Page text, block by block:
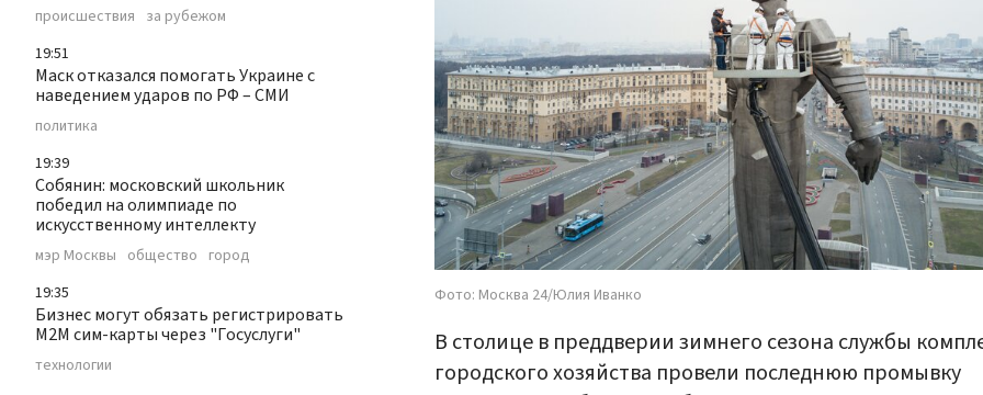
происшествия за рубежом
19:51
Маск отказался помогать Украине с
наведением ударов по РФ – СМИ
политика
19:39
Собянин: московский школьник
победил на олимпиаде по
искусственному интеллекту
мэр Москвы общество город
19:35
Бизнес могут обязать регистрировать
М2М сим-карты через "Госуслуги"
технологии
Фото: Москва 24/Юлия Иванко
В столице в преддверии зимнего сезона службы
городского хозяйства провели последнюю промывку